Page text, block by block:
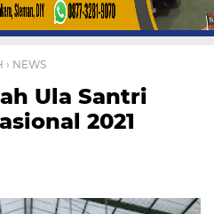
› NEWS
Ula Santri
2021